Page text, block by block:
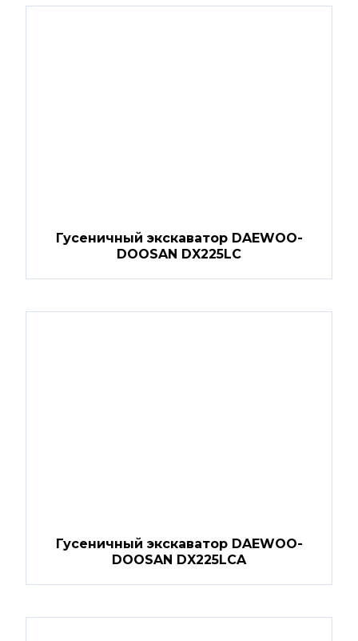
Гусеничный экскаватор DAEWOO-
DOOSAN DX225LC
Гусеничный экскаватор DAEWOO-
DOOSAN DX225LCA